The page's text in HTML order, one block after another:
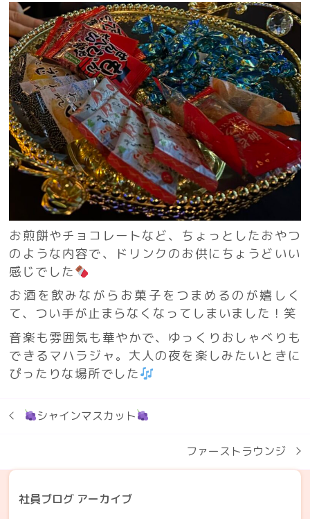
お煎餅やチョコレートなど、ちょっとしたおやつ
のような内容で、ドリンクのお供にちょうどいい
感じでした
お酒を飲みながらお菓子をつまめるのが嬉しく
て、つい手が止まらなくなってしまいました！笑
音楽も雰囲気も華やかで、ゆっくりおしゃべりも
できるマハラジャ。大人の夜を楽しみたいときに
ぴったりな場所でした
シャインマスカット
ファーストラウンジ
社員ブログ アーカイブ